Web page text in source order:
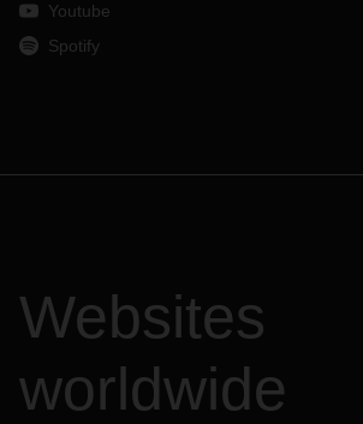
Youtube
Spotify
Websites
worldwide